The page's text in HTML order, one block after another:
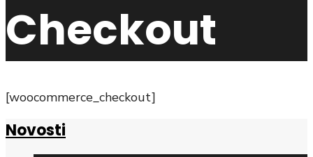
Checkout
[woocommerce_checkout]
Novosti